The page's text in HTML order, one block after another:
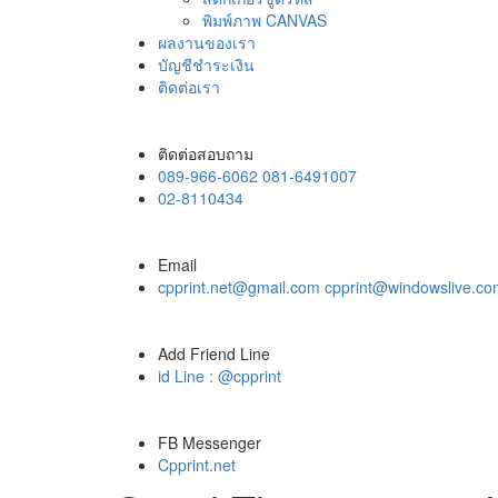
พิมพ์ภาพ CANVAS
ผลงานของเรา
บัญชีชำระเงิน
ติดต่อเรา
ติดต่อสอบถาม
089-966-6062 081-6491007
02-8110434
Email
cpprint.net@gmail.com
Add Friend Line
id Line : @cpprint
FB Messenger
Cpprint.net